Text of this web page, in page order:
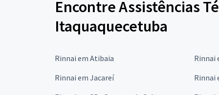
Encontre Assistências
Itaquaquecetuba
Rinnai em Atibaia Rinnai
Rinnai em Jacareí
Rinnai